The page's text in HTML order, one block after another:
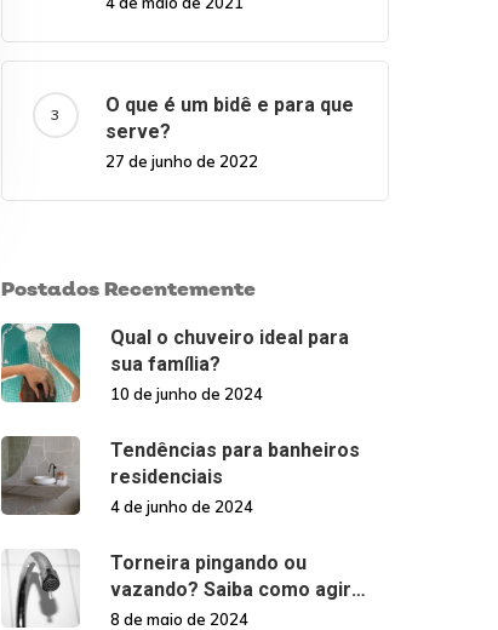
O que é um bidê e para que
serve?
27 de junho de 2022
Postados Recentemente
Qual o chuveiro ideal para
sua família?
10 de junho de 2024
Tendências para banheiros
residenciais
4 de junho de 2024
Torneira pingando ou
vazando? Saiba como agir
nessas situações!
8 de maio de 2024